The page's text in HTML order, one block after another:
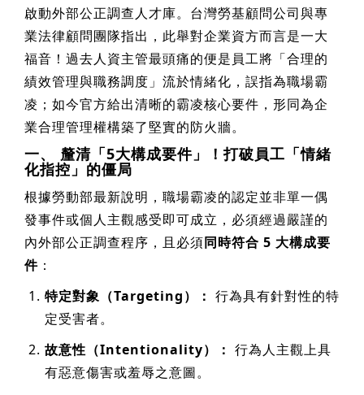
啟動外部公正調查人才庫。台灣勞基顧問公司與專
業法律顧問團隊指出，此舉對企業資方而言是一大
福音！過去人資主管最頭痛的便是員工將「合理的
績效管理與職務調度」流於情緒化，誤指為職場霸
凌；如今官方給出清晰的霸凌核心要件，形同為企
業合理管理權構築了堅實的防火牆。
一、 釐清「5大構成要件」！打破員工「情緒
化指控」的僵局
根據勞動部最新說明，職場霸凌的認定並非單一偶
發事件或個人主觀感受即可成立，必須經過嚴謹的
內外部公正調查程序，且必須同時符合 5 大構成要
件 ：
特定對象（Targeting）： 行為具有針對性的特
定受害者。
故意性（Intentionality）： 行為人主觀上具
有惡意傷害或羞辱之意圖。